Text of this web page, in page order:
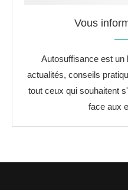
Vous
Autosuffisance est un
actualités, conseils
tout ceux qui souhaitent
face aux